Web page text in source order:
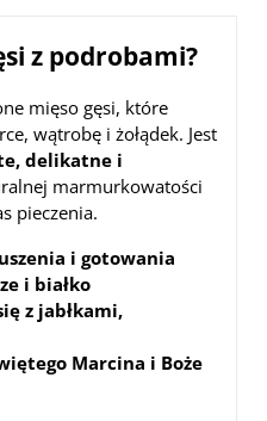
z podrobami?
mięso gęsi, które
wątrobę i żołądek. Jest
delikatne i
marmurkowatości
pieczenia.
i gotowania
i białko
z jabłkami,
Marcina i Boże